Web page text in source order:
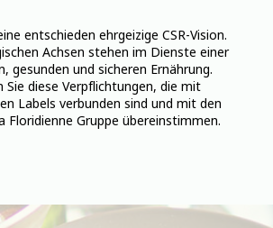
entschieden ehrgeizige CSR-Vision.
Achsen stehen im Dienste einer
gesunden und sicheren Ernährung.
Sie diese Verpflichtungen, die mit
Labels verbunden sind und mit den
Floridienne Gruppe übereinstimmen.